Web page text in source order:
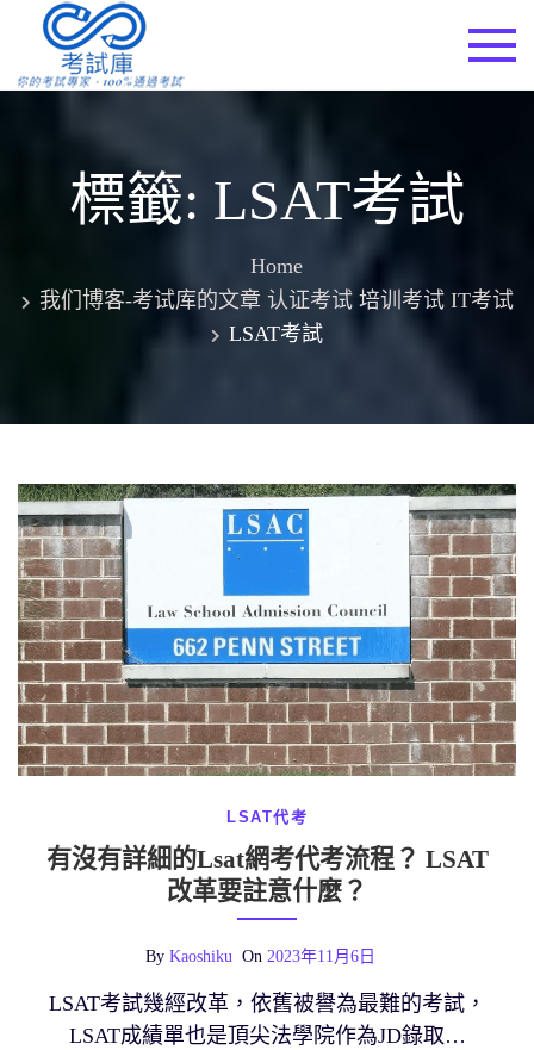
content
標籤: LSAT考試
Home
我们博客-考试库的文章 认证考试 培训考试 IT考试
LSAT考試
LSAT代考
有沒有詳細的Lsat網考代考流程？ LSAT
改革要註意什麼？
By Kaoshiku On 2023年11月6日
LSAT考試幾經改革，依舊被譽為最難的考試，
LSAT成績單也是頂尖法學院作為JD錄取…